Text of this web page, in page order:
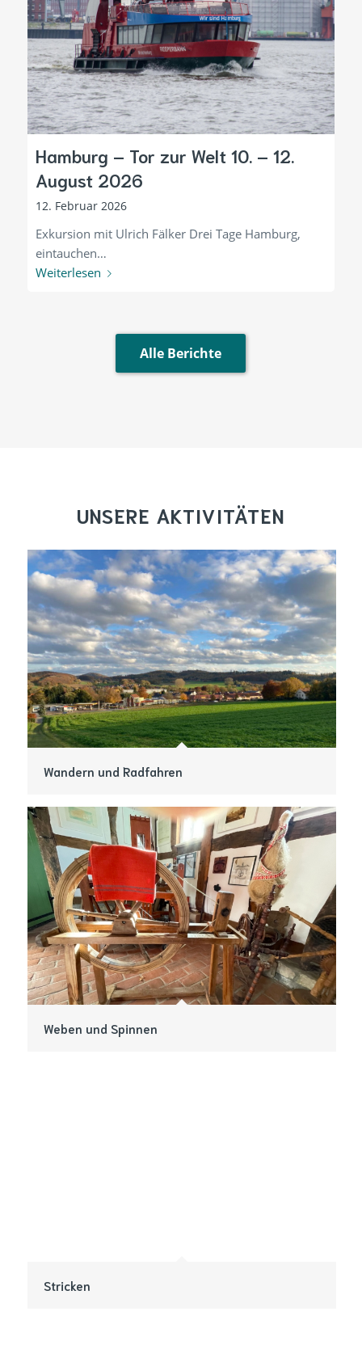
Hamburg – Tor zur Welt 10. – 12.
August 2026
12. Februar 2026
Exkursion mit Ulrich Fälker Drei Tage Hamburg,
eintauchen…
Weiterlesen
Alle Berichte
UNSERE AKTIVITÄTEN
Wandern und Radfahren
Weben und Spinnen
Stricken